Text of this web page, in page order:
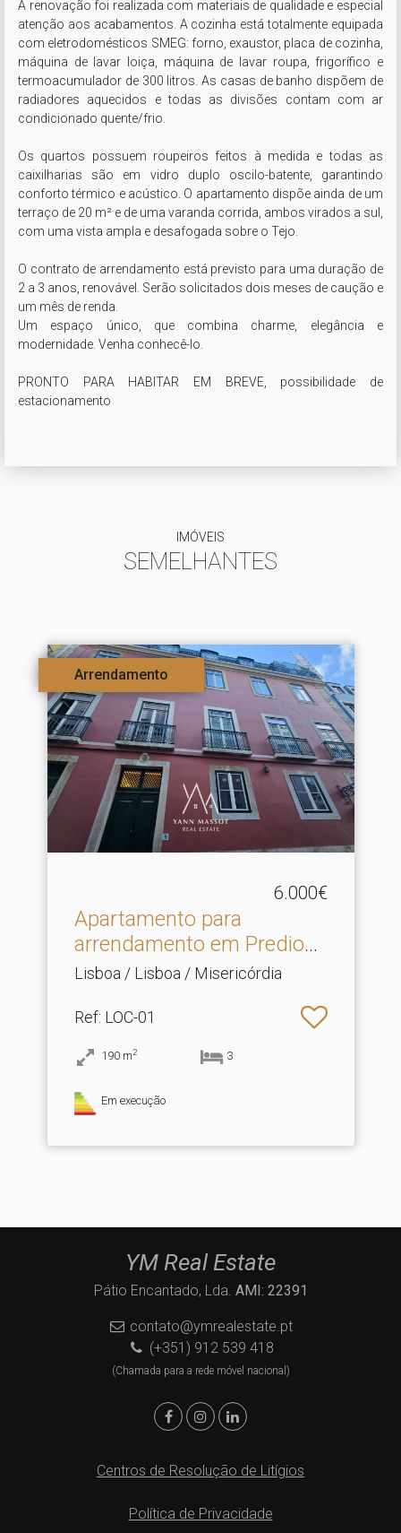
A renovação foi realizada com materiais de qualidade e especial
atenção aos acabamentos. A cozinha está totalmente equipada
com eletrodomésticos SMEG: forno, exaustor, placa de cozinha,
máquina de lavar loiça, máquina de lavar roupa, frigorífico e
termoacumulador de 300 litros. As casas de banho dispõem de
radiadores aquecidos e todas as divisões contam com ar
condicionado quente/frio.
Os quartos possuem roupeiros feitos à medida e todas as
caixilharias são em vidro duplo oscilo-batente, garantindo
conforto térmico e acústico. O apartamento dispõe ainda de um
terraço de 20 m² e de uma varanda corrida, ambos virados a sul,
com uma vista ampla e desafogada sobre o Tejo.
O contrato de arrendamento está previsto para uma duração de
2 a 3 anos, renovável. Serão solicitados dois meses de caução e
um mês de renda.
Um espaço único, que combina charme, elegância e
modernidade. Venha conhecê-lo.
PRONTO PARA HABITAR EM BREVE, possibilidade de
estacionamento
IMÓVEIS
SEMELHANTES
Arrendamento
6.000€
Apartamento para
arrendamento em Predio
Renovado T3 + 1, em .​..
Lisboa / Lisboa / Misericórdia
Ref: LOC-01
190 m2 3
Em execução
YM Real Estate
Pátio Encantado, Lda. AMI: 22391
contato@ymrealestate.pt
(+351) 912 539 418
(Chamada para a rede móvel nacional)
Centros de Resolução de Litígios
Política de Privacidade